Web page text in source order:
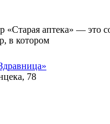
«Старая аптека» — это
в котором
78